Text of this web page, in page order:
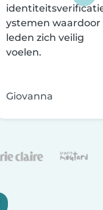
ystemen waardoor
leden zich veilig
voelen.
Giovanna